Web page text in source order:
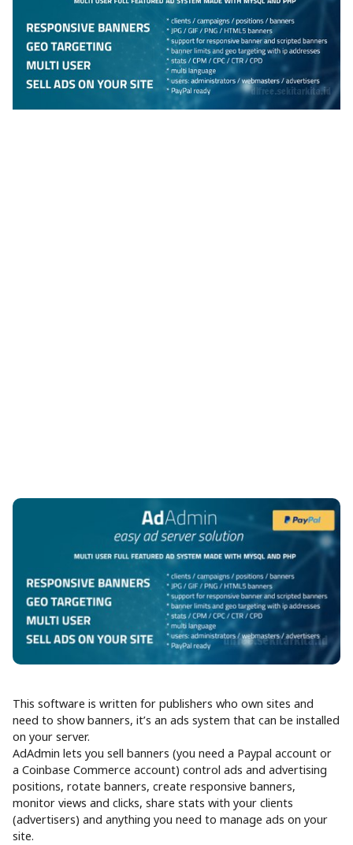
This software is written for publishers who own sites and
need to show banners, it’s an ads system that can be installed
on your server.
AdAdmin lets you sell banners (you need a Paypal account or
a Coinbase Commerce account) control ads and advertising
positions, rotate banners, create responsive banners,
monitor views and clicks, share stats with your clients
(advertisers) and anything you need to manage ads on your
site.